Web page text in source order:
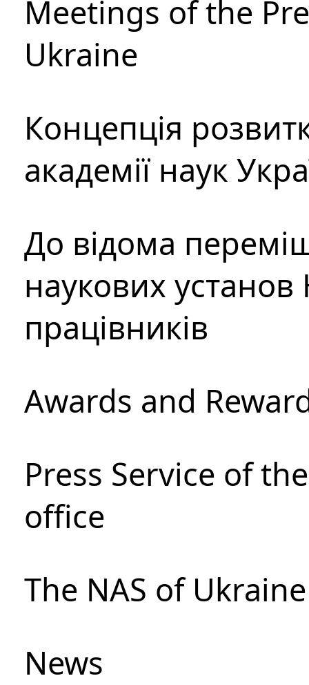
Meetings of the
Ukraine
Концепція
академії наук
До відома
наукових установ
працівників
Awards and
Press Service of
office
The NAS of
News